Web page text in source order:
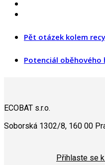
Pět otázek kolem
Potenciál
ECOBAT s.r.o.
Soborská 1302/8, 160 00
Přihlaste se